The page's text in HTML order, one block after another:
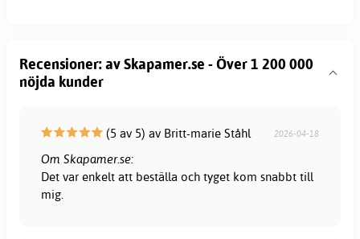
Recensioner: av Skapamer.se - Över 1 200 000
nöjda kunder
(5 av 5) av Britt-marie Ståhl 2026-04-18
Om Skapamer.se:
Det var enkelt att beställa och tyget kom snabbt till
mig.